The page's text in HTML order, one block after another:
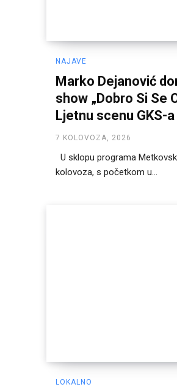
NAJAVE
Marko Dejanović
show „Dobro Si Se
Ljetnu scenu GKS-a
7 KOLOVOZA, 2026
U sklopu programa
kolovoza, s početkom u...
LOKALNO